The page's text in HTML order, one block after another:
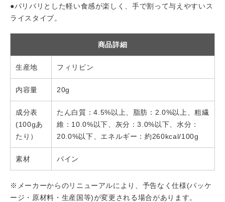
●パリパリとした軽い食感が楽しく、手で割って与えやすいス
ライスタイプ。
商品詳細
生産地 フィリピン
内容量 20g
成分表
(100gあ
たり）
たん白質：4.5%以上、脂肪：2.0%以上、粗繊
維：10.0%以下、灰分：3.0%以下、水分：
20.0%以下、エネルギー：約260kcal/100g
素材 パイン
※メーカーからのリニューアルにより、予告なく仕様(パッケ
ージ・原材料・生産国等)が変更される場合があります。